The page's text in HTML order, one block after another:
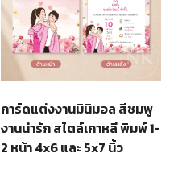
การ์ดแต่งงานมินิมอล สีชมพู
งานน่ารัก สไตล์เกาหลี พิมพ์ 1-
2 หน้า 4x6 และ 5x7 นิ้ว